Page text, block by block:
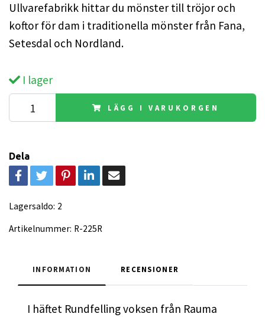
Ullvarefabrikk hittar du mönster till tröjor och
koftor för dam i traditionella mönster från Fana,
Setesdal och Nordland.
I lager
LÄGG I VARUKORGEN
Dela
Lagersaldo: 2
Artikelnummer: R-225R
INFORMATION RECENSIONER
I häftet Rundfelling voksen från Rauma